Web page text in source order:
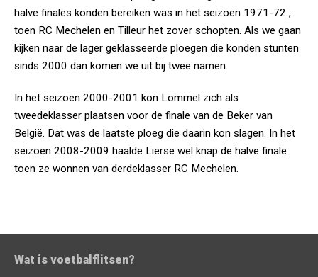
halve finales konden bereiken was in het seizoen 1971-72 ,
toen RC Mechelen en Tilleur het zover schopten. Als we gaan
kijken naar de lager geklasseerde ploegen die konden stunten
sinds 2000 dan komen we uit bij twee namen.
In het seizoen 2000-2001 kon Lommel zich als
tweedeklasser plaatsen voor de finale van de Beker van
België. Dat was de laatste ploeg die daarin kon slagen. In het
seizoen 2008-2009 haalde Lierse wel knap de halve finale
toen ze wonnen van derdeklasser RC Mechelen.
Wat is voetbalflitsen?